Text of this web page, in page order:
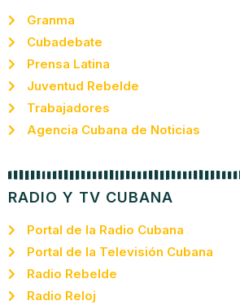
Granma
Cubadebate
Prensa Latina
Juventud Rebelde
Trabajadores
Agencia Cubana de Noticias
RADIO Y TV CUBANA
Portal de la Radio Cubana
Portal de la Televisión Cubana
Radio Rebelde
Radio Reloj